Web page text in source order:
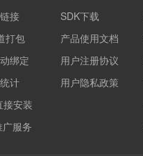
接
打包
绑定
计
接安装
服务
SDK下载
产品使用文档
用户注册协议
用户隐私政策